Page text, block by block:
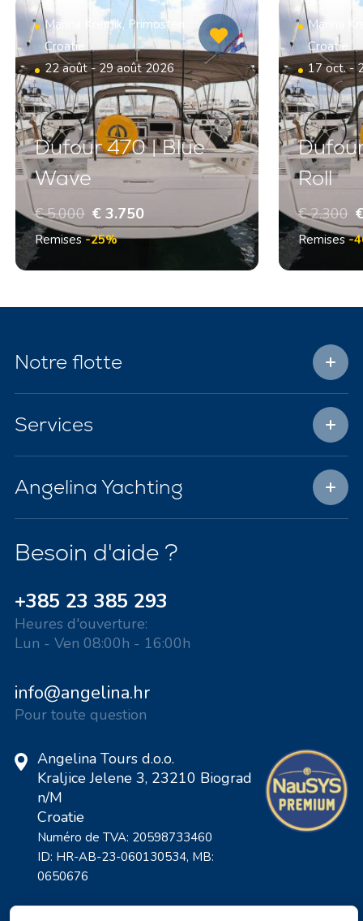
Marina Kremik, Primosten,
Croatie
22 août - 29 août 2026
Dufour 470 | Blue
Wave
€ 5.000 € 3.750
Remises-25%
Marina
Croatie
17 oct. -
Roll
€ 2.300
Remises-
Notre flotte
Services
Angelina Yachting
Besoin d'aide ?
+385 23 385 293
Heures d'ouverture:
Lun - Ven 08:00h - 16:00h
info@angelina.hr
Pour toute question
Angelina Tours d.o.o.
Kraljice Jelene 3, 23210 Biograd
n/M
Croatie
Numéro de TVA: 20598733460
ID: HR-AB-23-060130534, MB:
0650676